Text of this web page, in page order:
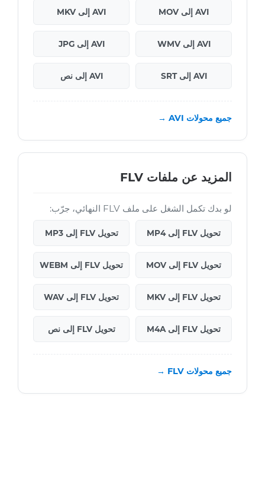
AVI إلى MOV AVI إلى MKV
AVI إلى WMV AVI إلى JPG
AVI إلى SRT AVI إلى نص
جميع محولات AVI →
المزيد عن ملفات FLV
لو بدك تكمل الشغل على ملف FLV النهائي، جرّب:
تحويل FLV إلى MP4 تحويل FLV إلى MP3
تحويل FLV إلى MOV تحويل FLV إلى WEBM
تحويل FLV إلى MKV تحويل FLV إلى WAV
تحويل FLV إلى M4A تحويل FLV إلى نص
جميع محولات FLV →